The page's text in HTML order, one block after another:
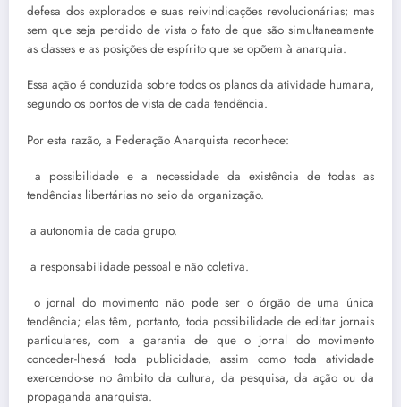
defesa dos explorados e suas reivindicações revolucionárias; mas
sem que seja perdido de vista o fato de que são simultaneamente
as classes e as posições de espírito que se opõem à anarquia.
Essa ação é conduzida sobre todos os planos da atividade humana,
segundo os pontos de vista de cada tendência.
Por esta razão, a Federação Anarquista reconhece:
 a possibilidade e a necessidade da existência de todas as
tendências libertárias no seio da organização.
 a autonomia de cada grupo.
 a responsabilidade pessoal e não coletiva.
 o jornal do movimento não pode ser o órgão de uma única
tendência; elas têm, portanto, toda possibilidade de editar jornais
particulares, com a garantia de que o jornal do movimento
conceder-lhes-á toda publicidade, assim como toda atividade
exercendo-se no âmbito da cultura, da pesquisa, da ação ou da
propaganda anarquista.